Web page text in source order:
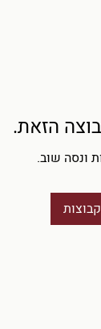
הזאת.
ונסה שוב.